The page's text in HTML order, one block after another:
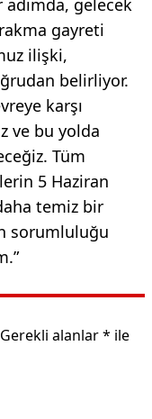
gayreti
ilişki,
belirliyor.
karşı
ve bu yolda
Tüm
5 Haziran
temiz bir
sorumluluğu
Gerekli alanlar* ile